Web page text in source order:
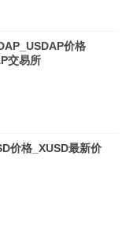
价格
交易所
价格_XUSD最新价